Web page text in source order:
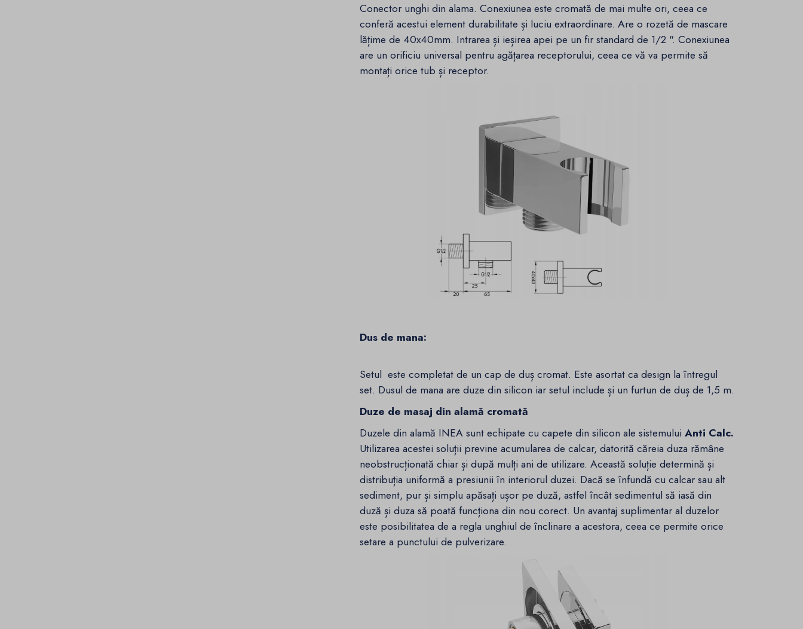
Conector unghi din alama. Conexiunea este cromată de mai multe ori, ceea ce
conferă acestui element durabilitate și luciu extraordinare. Are o rozetă de mascare
lățime de 40x40mm. Intrarea și ieșirea apei pe un fir standard de 1/2 ". Conexiunea
are un orificiu universal pentru agățarea receptorului, ceea ce vă va permite să
montați orice tub și receptor.
Dus de mana:
Setul este completat de un cap de duș cromat. Este asortat ca design la întregul
set. Dusul de mana are duze din silicon iar setul include și un furtun de duș de 1,5 m.
Duze de masaj din alamă cromată
Duzele din alamă INEA sunt echipate cu capete din silicon ale sistemuluiAnti Calc.
Utilizarea acestei soluții previne acumularea de calcar, datorită căreia duza rămâne
neobstrucționată chiar și după mulți ani de utilizare. Această soluție determină și
distribuția uniformă a presiunii în interiorul duzei. Dacă se înfundă cu calcar sau alt
sediment, pur și simplu apăsați ușor pe duză, astfel încât sedimentul să iasă din
duză și duza să poată funcționa din nou corect. Un avantaj suplimentar al duzelor
este posibilitatea de a regla unghiul de înclinare a acestora, ceea ce permite orice
setare a punctului de pulverizare.